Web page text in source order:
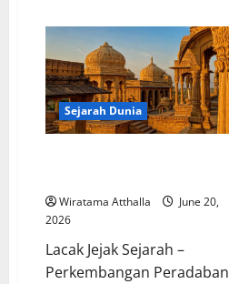
Pemikiran
Soekarno
dalam
Pembangunan
Indonesia
Sejarah Dunia
Wiratama Atthalla
June 20,
2026
Lacak Jejak Sejarah –
Perkembangan Peradaban